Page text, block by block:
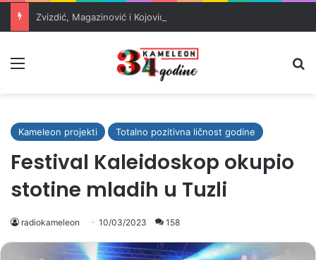
Kameleon projekti Totalno pozitivna ličnost godine
Festival Kaleidoskop okupio
stotine mladih u Tuzli
radiokameleon 10/03/2023 158